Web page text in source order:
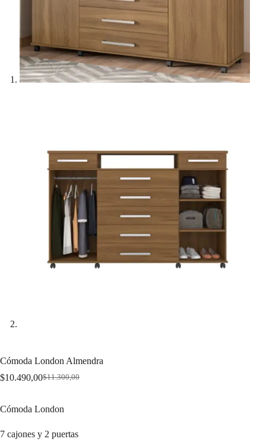
Cómoda London Almendra
$11.300,00
Original
was:
$11.300,00.
$10.490,00Current
$10.490,00.
Cómoda London
7 cajones y 2 puertas